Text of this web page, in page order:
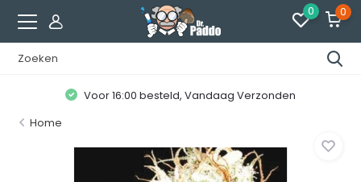
0 0
Voor 16:00 besteld, Vandaag Verzonden
Home